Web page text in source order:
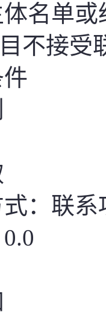
名单
不接受
件
：联系